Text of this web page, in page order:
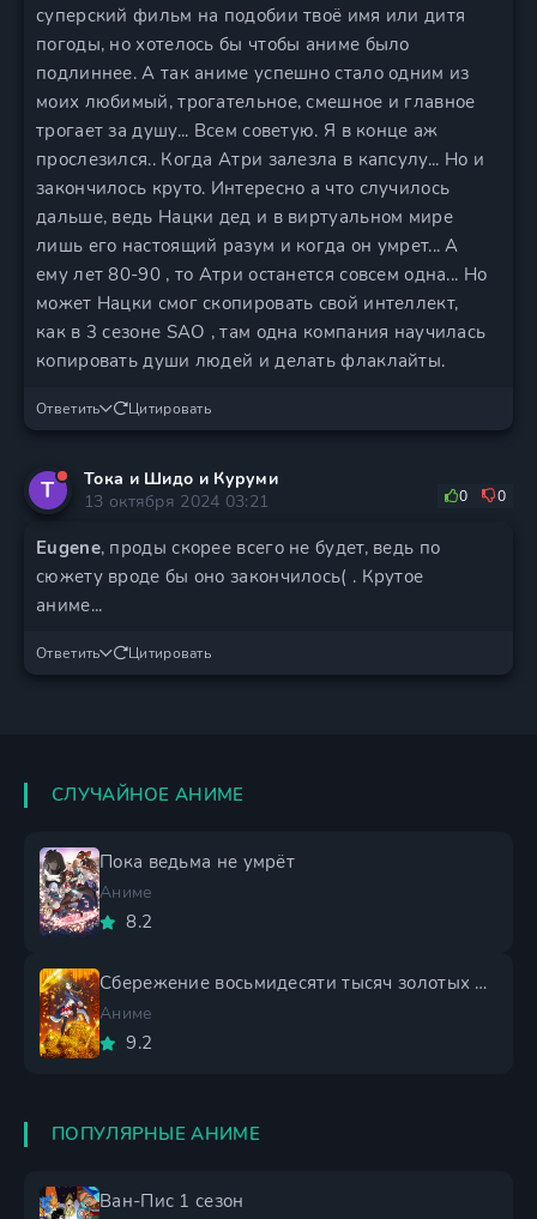
суперский фильм на подобии твоё имя или дитя
погоды, но хотелось бы чтобы аниме было
подлиннее. А так аниме успешно стало одним из
моих любимый, трогательное, смешное и главное
трогает за душу... Всем советую. Я в конце аж
прослезился.. Когда Атри залезла в капсулу... Но и
закончилось круто. Интересно а что случилось
дальше, ведь Нацки дед и в виртуальном мире
лишь его настоящий разум и когда он умрет... А
ему лет 80-90 , то Атри останется совсем одна... Но
может Нацки смог скопировать свой интеллект,
как в 3 сезоне SAO , там одна компания научилась
копировать души людей и делать флаклайты.
Ответить Цитировать
Т
Тока и Шидо и Куруми
13 октября 2024 03:21
0 0
Eugene, проды скорее всего не будет, ведь по
сюжету вроде бы оно закончилось( . Крутое
аниме...
Ответить Цитировать
СЛУЧАЙНОЕ АНИМЕ
Пока ведьма не умрёт
Аниме
8.2
Сбережение восьмидесяти тысяч золотых монет в другом мире
Аниме
9.2
ПОПУЛЯРНЫЕ АНИМЕ
Ван-Пис 1 сезон